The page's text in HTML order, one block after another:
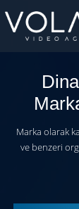
Marka olarak
ve benzeri